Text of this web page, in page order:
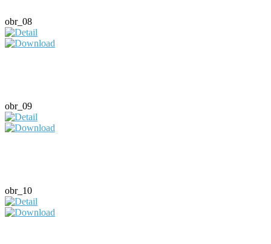
obr_08
obr_09
obr_10